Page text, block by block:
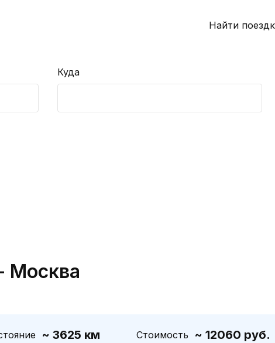
Найти
Куда
Москва
~ 3625 км Стоимость ~ 12060 руб.